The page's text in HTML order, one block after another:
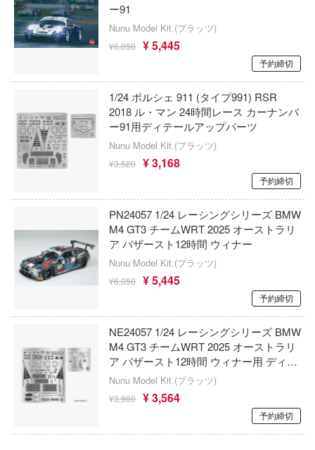
ー91
Nunu Model Kit.(プラッツ)
¥6,050 ¥ 5,445
予約締切
1/24 ポルシェ 911 (タイプ991) RSR
2018 ル・マン 24時間レース カーナンバ
ー91用ディテールアップパーツ
Nunu Model Kit.(プラッツ)
¥3,520 ¥ 3,168
予約締切
PN24057 1/24 レーシングシリーズ BMW
M4 GT3 チームWRT 2025 オーストラリ
ア バザースト12時間 ウィナー
Nunu Model Kit.(プラッツ)
¥6,050 ¥ 5,445
予約締切
NE24057 1/24 レーシングシリーズ BMW
M4 GT3 チームWRT 2025 オーストラリ
ア バザースト12時間 ウィナー用 ディテ
ールアップパーツ
Nunu Model Kit.(プラッツ)
¥3,960 ¥ 3,564
予約締切
かぐや様は告らせたい？～天才たちの恋
艦隊これくしょん -艦これ-
仮面ライダー
ガールガンレディ
ガールズバンドクライ
機甲創世記モスピーダ
キューティーハニー
鬼滅の刃
銀魂
銀河英雄伝説
キン肉マン
機動戦艦ナデシコ
境界戦機
RSモデル(ビーバーコーポレーション・
アンリミ・モデル(プラッツ)
アミ
American Muscle
ALUMINA
アルテコ
アルファマックス
RMZ ホビー(童友社)
アニュラス
アルビオンアロイズ(ビーバーコーポレー
RPGモデル(ハセガワ)
インフィニモデル(ピットロード)
ナデシコ
ミルキー☆サブウェイ
バイファム
ン翼
パトレイバー
シリーズ
クラウン
ャージョウ
とりごと